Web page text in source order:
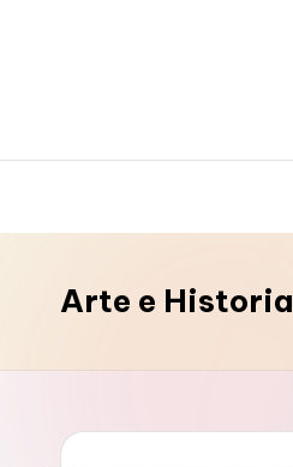
Arte e Historia